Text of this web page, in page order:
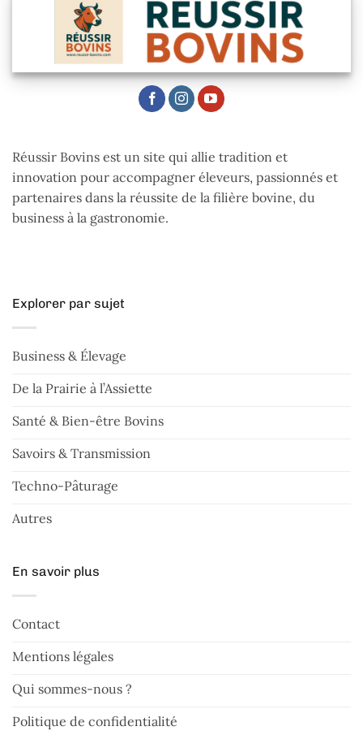
Réussir Bovins est un site qui allie tradition et
innovation pour accompagner éleveurs, passionnés et
partenaires dans la réussite de la filière bovine, du
business à la gastronomie.
Explorer par sujet
Business & Élevage
De la Prairie à l’Assiette
Santé & Bien-être Bovins
Savoirs & Transmission
Techno-Pâturage
Autres
En savoir plus
Contact
Mentions légales
Qui sommes-nous ?
Politique de confidentialité